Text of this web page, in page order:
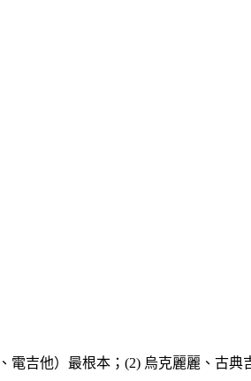
電吉他）最根本；(2) 烏克麗麗、古